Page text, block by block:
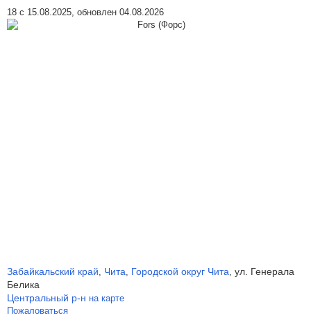
18 с 15.08.2025, обновлен 04.08.2026
Забайкальский край, Чита, Городской округ Чита, ул. Генерала
Белика
Центральный р-н на карте
Пожаловаться